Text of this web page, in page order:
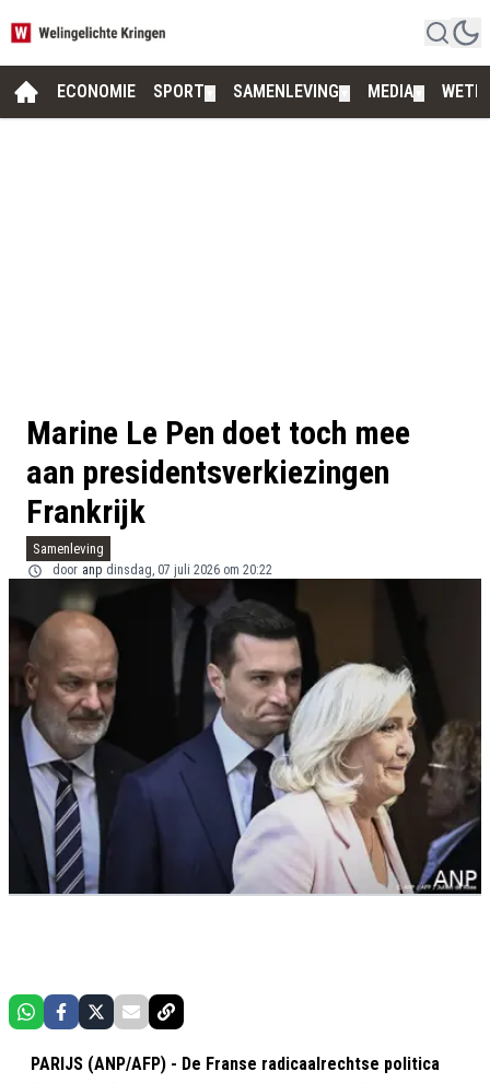
ECONOMIE SPORT SAMENLEVING MEDIA
Marine Le Pen doet toch mee
aan presidentsverkiezingen
Frankrijk
Samenleving
door anp dinsdag, 07 juli 2026 om 20:22
PARIJS (ANP/AFP) - De Franse radicaalrechtse politica